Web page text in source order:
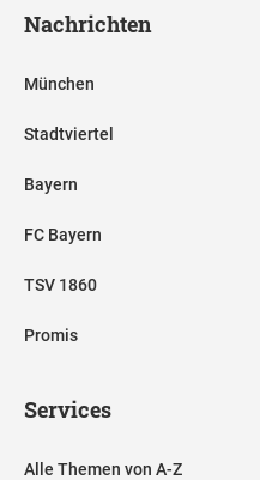
Nachrichten
München
Stadtviertel
Bayern
FC Bayern
TSV 1860
Promis
Services
Alle Themen von A-Z